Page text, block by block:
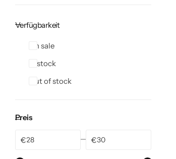
Verfügbarkeit
On sale
In stock
Out of stock
Preis
€ €